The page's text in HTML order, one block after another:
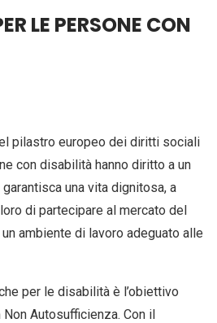
LE PERSONE CON
pilastro europeo dei diritti sociali
con disabilità hanno diritto a un
una vita dignitosa, a
di partecipare al mercato del
ambiente di lavoro adeguato alle
per le disabilità è l’obiettivo
Autosufficienza. Con il